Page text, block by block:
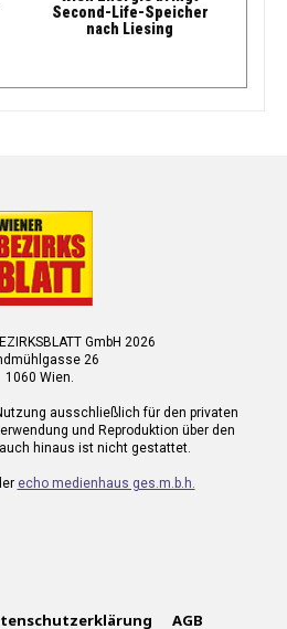
Second-Life-Speicher
nach Liesing
GmbH 2026
26
1060 Wien.
ausschließlich für den privaten
und Reproduktion über den
hinaus ist nicht gestattet.
echo medienhaus ges.m.b.h.
AGB